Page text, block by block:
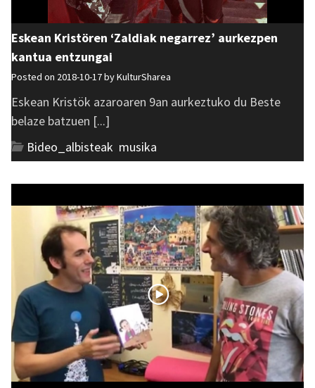
Eskean Kristören ‘Zaldiak negarrez’ aurkezpen
kantua entzungai
Posted on 2018-10-17 byKulturSharea
Eskean Kristök azaroaren 9an aurkeztuko du Beste
belaze batzuen [...]
Bideo_albisteak musika